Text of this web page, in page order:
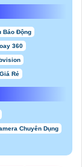
Báo Động
360
Rẻ
Chuyên Dụng